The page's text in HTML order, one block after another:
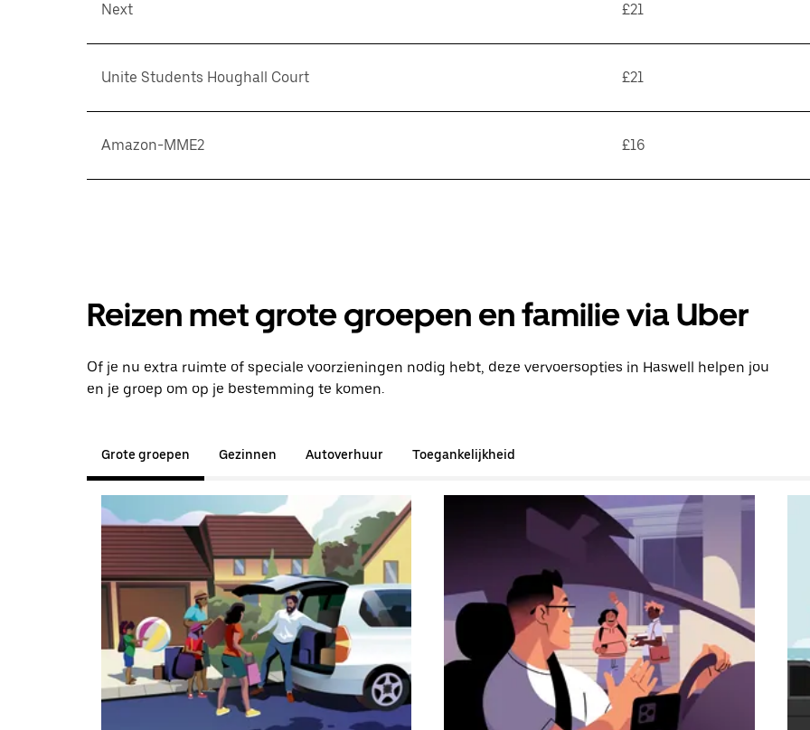
Next £21
Unite Students Houghall Court £21
Amazon-MME2 £16
Reizen met grote groepen en familie via Uber
Of je nu extra ruimte of speciale voorzieningen nodig hebt, deze vervoersopties in Haswell helpen jou
en je groep om op je bestemming te komen.
Grote groepen Gezinnen Autoverhuur Toegankelijkheid